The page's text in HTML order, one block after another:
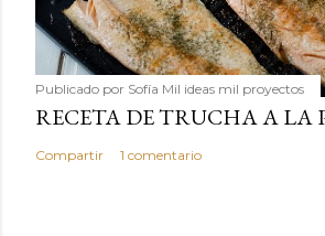
Publicado por Sofía Mil ideas mil proyectos
RECETA DE TRUCHA A LA
Compartir 1 comentario